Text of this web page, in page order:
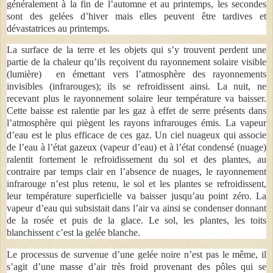
généralement à la fin de l’automne et au printemps, les secondes
sont des gelées d’hiver mais elles peuvent être tardives et
dévastatrices au printemps.
La surface de la terre et les objets qui s’y trouvent perdent une
partie de la chaleur qu’ils reçoivent du rayonnement solaire visible
(lumière) en émettant vers l’atmosphère des rayonnements
invisibles (infrarouges); ils se refroidissent ainsi. La nuit, ne
recevant plus le rayonnement solaire leur température va baisser.
Cette baisse est ralentie par les gaz à effet de serre présents dans
l’atmosphère qui piègent les rayons infrarouges émis. La vapeur
d’eau est le plus efficace de ces gaz. Un ciel nuageux qui associe
de l’eau à l’état gazeux (vapeur d’eau) et à l’état condensé (nuage)
ralentit fortement le refroidissement du sol et des plantes, au
contraire par temps clair en l’absence de nuages, le rayonnement
infrarouge n’est plus retenu, le sol et les plantes se refroidissent,
leur température superficielle va baisser jusqu’au point zéro. La
vapeur d’eau qui subsistait dans l’air va ainsi se condenser donnant
de la rosée et puis de la glace. Le sol, les plantes, les toits
blanchissent c’est la gelée blanche.
Le processus de survenue d’une gelée noire n’est pas le même, il
s’agit d’une masse d’air très froid provenant des pôles qui se